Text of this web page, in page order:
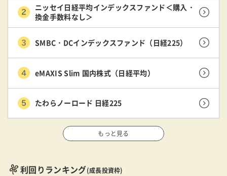
ニッセイ日経平均インデックスファンド＜購入・
換金手数料なし＞
SMBC・DCインデックスファンド（日経225）
eMAXIS Slim 国内株式（日経平均）
たわらノーロード 日経225
もっと見る
利回りランキング(成長投資枠)